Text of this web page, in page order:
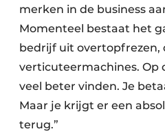
merken in de business
Momenteel bestaat het
bedrijf uit overtopfrezen,
verticuteermachines. Op
veel beter vinden. Je
Maar je krijgt er een
terug.”